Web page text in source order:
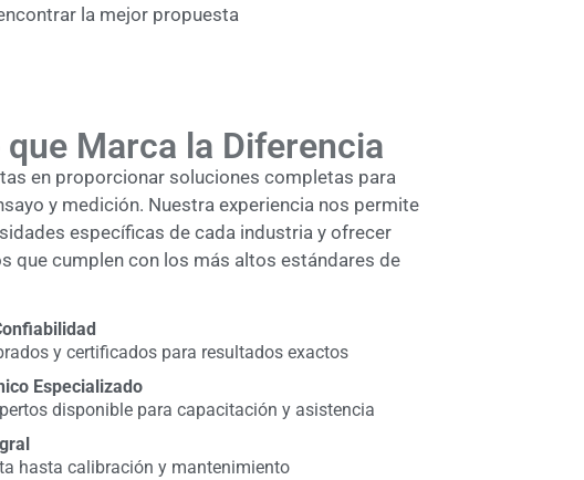
la mejor propuesta
Marca la Diferencia
en proporcionar soluciones completas para
y medición. Nuestra experiencia nos permite
específicas de cada industria y ofrecer
que cumplen con los más altos estándares de
y certificados para resultados exactos
Especializado
disponible para capacitación y asistencia
hasta calibración y mantenimiento